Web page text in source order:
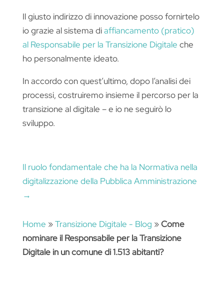
Il giusto indirizzo di innovazione posso fornirtelo
io grazie al sistema diaffiancamento (pratico)
al Responsabile per la Transizione Digitale che
ho personalmente ideato.
In accordo con quest’ultimo, dopo l’analisi dei
processi, costruiremo insieme il percorso per la
transizione al digitale – e io ne seguirò lo
sviluppo.
Il ruolo fondamentale che ha la Normativa nella
digitalizzazione della Pubblica Amministrazione
→
Home »Transizione Digitale - Blog »Come
nominare il Responsabile per la Transizione
Digitale in un comune di 1.513 abitanti?